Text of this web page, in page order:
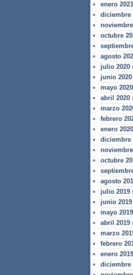
enero 2021
diciembre
octubre
agosto
julio 2020
junio 2020
mayo 2020
abril 2020
marzo
febrero
enero 2020
diciembre
octubre
agosto
julio 2019
junio 2019
mayo 2019
abril 2019
marzo
febrero
enero 2019
diciembre